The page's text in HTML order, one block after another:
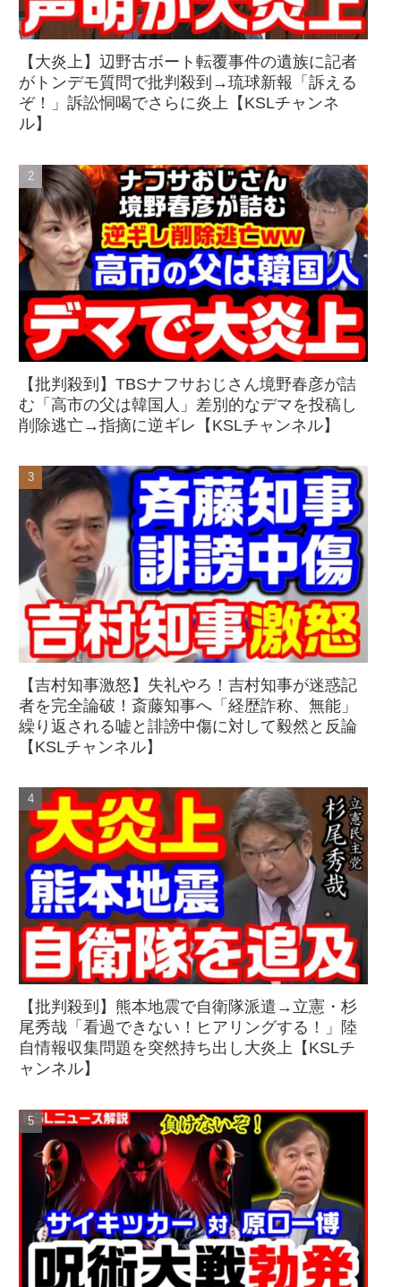
【大炎上】辺野古ボート転覆事件の遺族に記者
がトンデモ質問で批判殺到→琉球新報「訴える
ぞ！」訴訟恫喝でさらに炎上【KSLチャンネ
ル】
【批判殺到】TBSナフサおじさん境野春彦が詰
む「高市の父は韓国人」差別的なデマを投稿し
削除逃亡→指摘に逆ギレ【KSLチャンネル】
【吉村知事激怒】失礼やろ！吉村知事が迷惑記
者を完全論破！斎藤知事へ「経歴詐称、無能」
繰り返される嘘と誹謗中傷に対して毅然と反論
【KSLチャンネル】
【批判殺到】熊本地震で自衛隊派遣→立憲・杉
尾秀哉「看過できない！ヒアリングする！」陸
自情報収集問題を突然持ち出し大炎上【KSLチ
ャンネル】